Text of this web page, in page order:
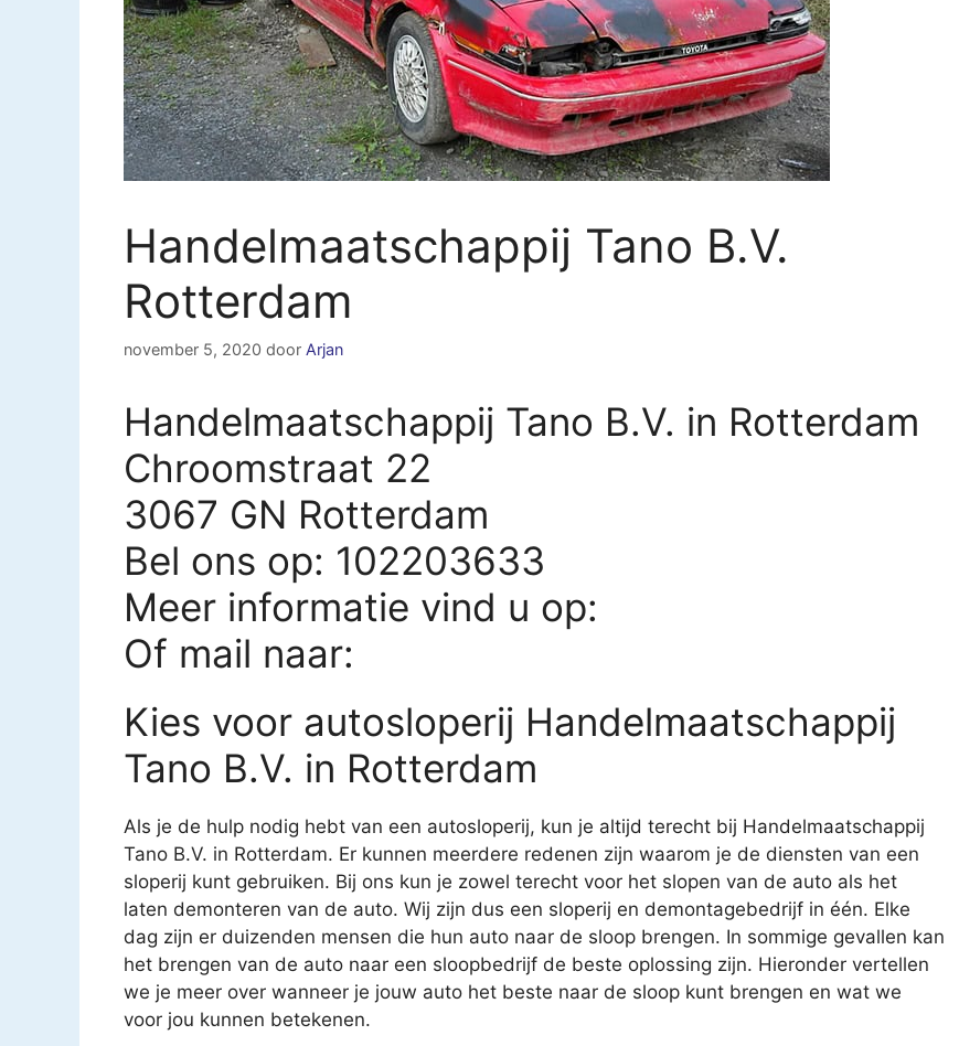
Handelmaatschappij Tano B.V.
Rotterdam
november 5, 2020 door Arjan
Handelmaatschappij Tano B.V. in Rotterdam
Chroomstraat 22
3067 GN Rotterdam
Bel ons op: 102203633
Meer informatie vind u op:
Of mail naar:
Kies voor autosloperij Handelmaatschappij
Tano B.V. in Rotterdam
Als je de hulp nodig hebt van een autosloperij, kun je altijd terecht bij Handelmaatschappij
Tano B.V. in Rotterdam. Er kunnen meerdere redenen zijn waarom je de diensten van een
sloperij kunt gebruiken. Bij ons kun je zowel terecht voor het slopen van de auto als het
laten demonteren van de auto. Wij zijn dus een sloperij en demontagebedrijf in één. Elke
dag zijn er duizenden mensen die hun auto naar de sloop brengen. In sommige gevallen kan
het brengen van de auto naar een sloopbedrijf de beste oplossing zijn. Hieronder vertellen
we je meer over wanneer je jouw auto het beste naar de sloop kunt brengen en wat we
voor jou kunnen betekenen.